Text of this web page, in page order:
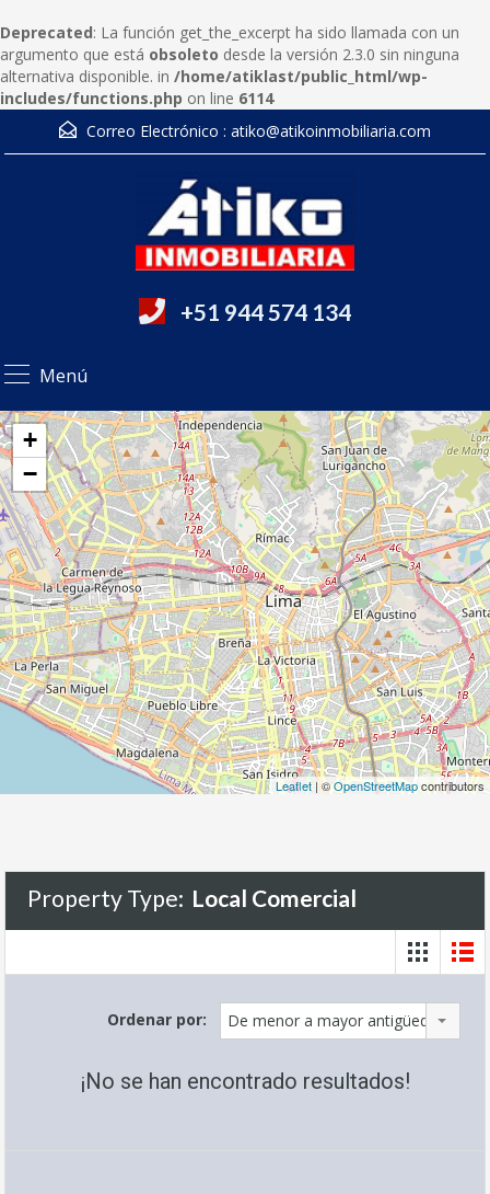
Deprecated: La función get_the_excerpt ha sido llamada con un
argumento que está obsoleto desde la versión 2.3.0 sin ninguna
alternativa disponible. in /home/atiklast/public_html/wp-
includes/functions.php on line 6114
Correo Electrónico : atiko@atikoinmobiliaria.com
+51 944 574 134
Menú
+
−
Leaflet| ©OpenStreetMapcontributors
Property Type: Local Comercial
Ordenar por: De menor a mayor antigüedad
¡No se han encontrado resultados!